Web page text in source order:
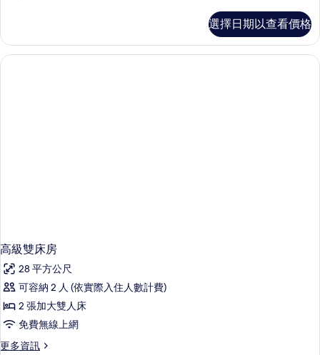
所
有
雙
人
房
選擇日期以查看價格
高級雙床房
28 平方公尺
可容納 2 人 (依實際入住人數計費)
2 張加大雙人床
免費無線上網
更多資訊
更